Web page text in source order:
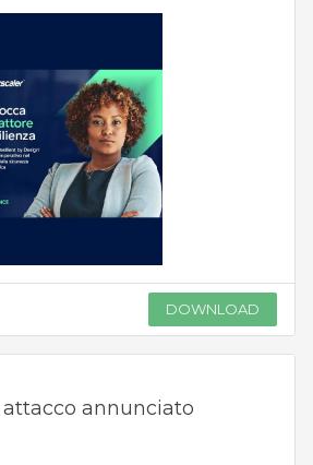
DOWNLOAD
annunciato